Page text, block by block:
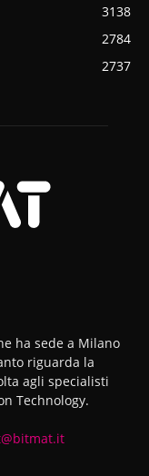
3138
2784
2737
ha sede a Milano
riguarda la
agli specialisti
Technology.